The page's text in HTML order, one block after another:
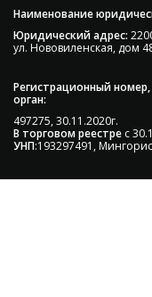
Наименование
Юридический адрес:
ул. Нововиленская, дом
Регистрационный
орган:
497275, 30.11.2020г.
В торговом реестре с
УНП:193297491,